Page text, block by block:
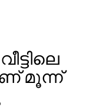
മൂന്ന്